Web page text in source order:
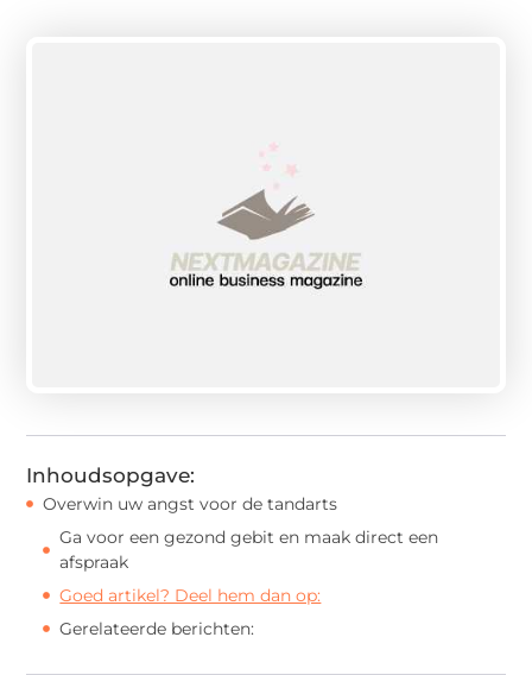
Inhoudsopgave:
Overwin uw angst voor de tandarts
Ga voor een gezond gebit en maak direct een
afspraak
Goed artikel? Deel hem dan op:
Gerelateerde berichten: